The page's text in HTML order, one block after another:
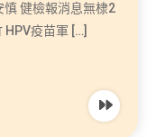
慎 健檢報消息無棣2
HPV疫苗軍 […]